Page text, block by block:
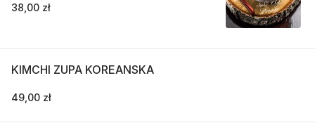
38,00 zł
KIMCHI ZUPA KOREANSKA
49,00 zł